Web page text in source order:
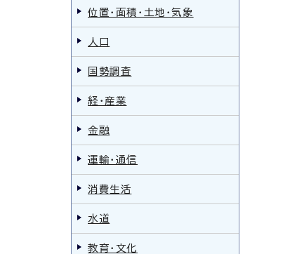
位置・面積・土地・気象
人口
国勢調査
経・産業
金融
運輸・通信
消費生活
水道
教育・文化